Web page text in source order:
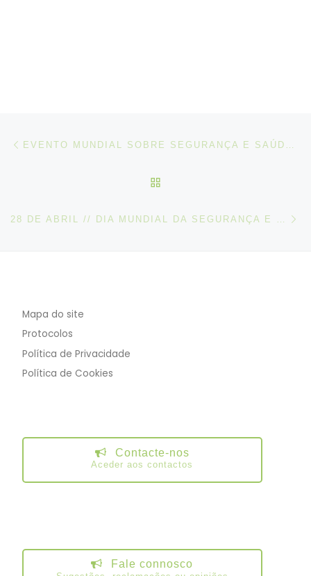
Post navigation
Mapa do site
Protocolos
Política de Privacidade
Política de Cookies
Contacte-nos
Aceder aos contactos
Fale connosco